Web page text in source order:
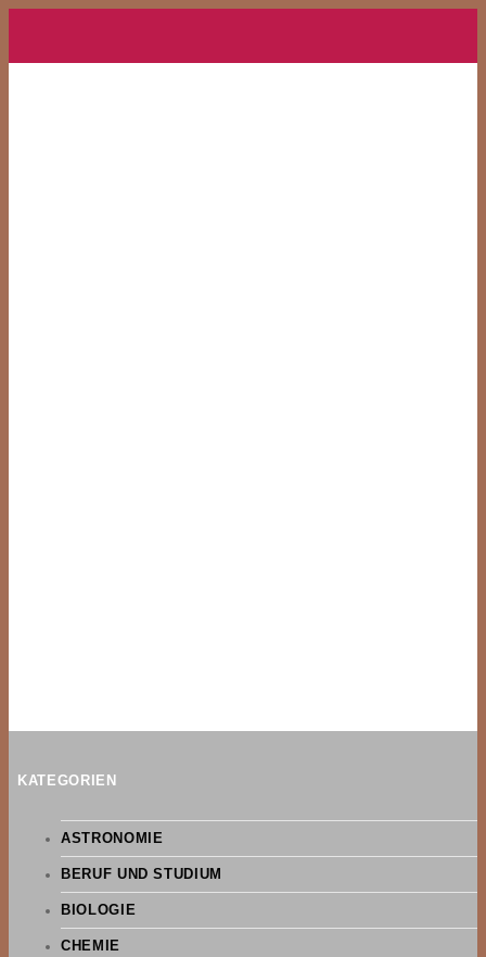
KATEGORIEN
ASTRONOMIE
BERUF UND STUDIUM
BIOLOGIE
CHEMIE